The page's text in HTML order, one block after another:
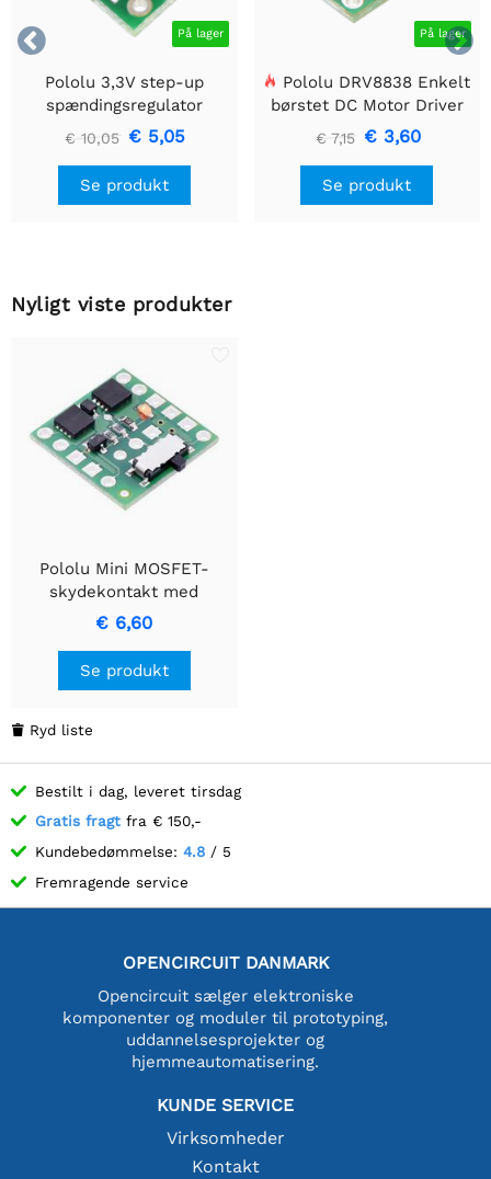

 På lager
Pololu 3,3V step-up
spændingsregulator
U1V10F3
€ 10,05 € 5,05
Se produkt
På lager
Pololu DRV8838 Enkelt
børstet DC Motor Driver
Holder
€ 7,15 € 3,60
Se produkt
Nyligt viste produkter
Pololu Mini MOSFET-
skydekontakt med
omvendt
spændingsbeskyttelse, LV
€ 6,60
Se produkt
 Ryd liste
Bestilt i dag, leveret tirsdag
Gratis fragt fra € 150,-
Kundebedømmelse: 4.8 / 5
Fremragende service
OPENCIRCUIT DANMARK
Opencircuit sælger elektroniske
komponenter og moduler til prototyping,
uddannelsesprojekter og
hjemmeautomatisering.
KUNDE SERVICE
Virksomheder
Kontakt